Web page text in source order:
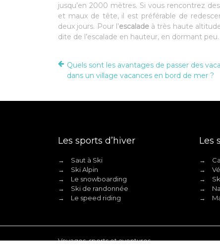
jusqu’en 2000 mètres. Si vous rencontrez
et maux de tête, il est préférable de
deux jours. Pour l’escaladeà très haute
dite de l’escalade en hauteur, en dormant peu.
Quels sont les avantages de passer des
dans un village vacances en bord de mer ?
Les sports d’hiver
→
Saut à Ski
→
Ski Alpin
→
Le snowboarding
→
Ski de randonnée
→
Le speed riding
Les
→
→
→
→
→
Voyages, sports et aventures